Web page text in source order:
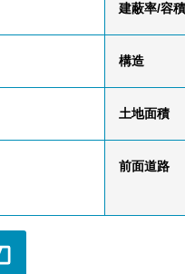
建蔽率/容
構造
土地面積
前面道路